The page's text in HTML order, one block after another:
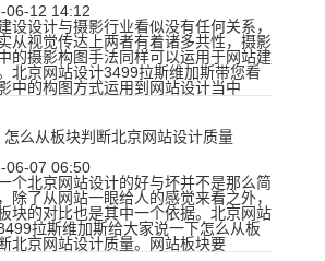
06-12 14:12
设设计与摄影行业看似没有任何关系，
从视觉传达上两者有着诸多共性，摄影
的摄影构图手法同样可以运用于网站建
北京网站设计3499拉斯维加斯带您看
中的构图方式运用到网站设计当中
怎么从板块判断北京网站设计质量
06-07 06:50
个北京网站设计的好与坏并不是那么简
除了从网站一眼给人的感觉来看之外，
块的对比也是其中一个依据。北京网站
拉斯维加斯给大家说一下怎么从板
北京网站设计质量。网站板块要